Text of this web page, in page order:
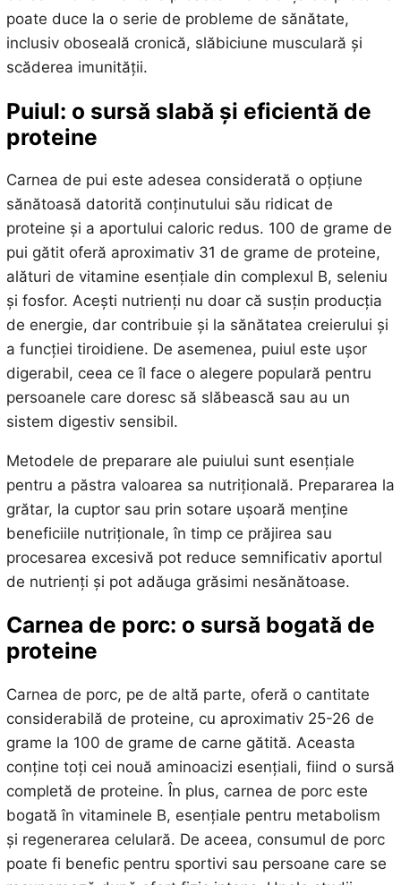
poate duce la o serie de probleme de sănătate,
inclusiv oboseală cronică, slăbiciune musculară și
scăderea imunității.
Puiul: o sursă slabă și eficientă de
proteine
Carnea de pui este adesea considerată o opțiune
sănătoasă datorită conținutului său ridicat de
proteine și a aportului caloric redus. 100 de grame de
pui gătit oferă aproximativ 31 de grame de proteine,
alături de vitamine esențiale din complexul B, seleniu
și fosfor. Acești nutrienți nu doar că susțin producția
de energie, dar contribuie și la sănătatea creierului și
a funcției tiroidiene. De asemenea, puiul este ușor
digerabil, ceea ce îl face o alegere populară pentru
persoanele care doresc să slăbească sau au un
sistem digestiv sensibil.
Metodele de preparare ale puiului sunt esențiale
pentru a păstra valoarea sa nutrițională. Prepararea la
grătar, la cuptor sau prin sotare ușoară menține
beneficiile nutriționale, în timp ce prăjirea sau
procesarea excesivă pot reduce semnificativ aportul
de nutrienți și pot adăuga grăsimi nesănătoase.
Carnea de porc: o sursă bogată de
proteine
Carnea de porc, pe de altă parte, oferă o cantitate
considerabilă de proteine, cu aproximativ 25-26 de
grame la 100 de grame de carne gătită. Aceasta
conține toți cei nouă aminoacizi esențiali, fiind o sursă
completă de proteine. În plus, carnea de porc este
bogată în vitaminele B, esențiale pentru metabolism
și regenerarea celulară. De aceea, consumul de porc
poate fi benefic pentru sportivi sau persoane care se